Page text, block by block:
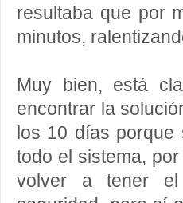
resultaba que por
minutos,
Muy bien, está
encontrar la
los 10 días
todo el sistema,
volver a tener el